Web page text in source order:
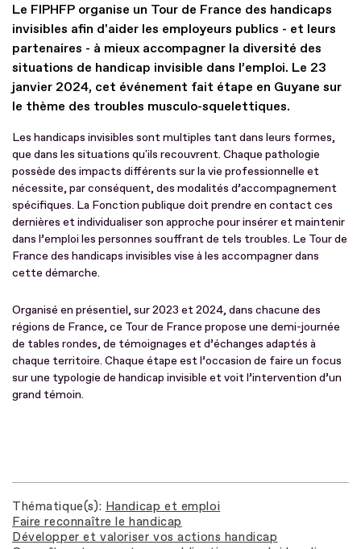
Le FIPHFP organise un Tour de France des handicaps
invisibles afin d'aider les employeurs publics - et leurs
partenaires - à mieux accompagner la diversité des
situations de handicap invisible dans l’emploi. Le 23
janvier 2024, cet événement fait étape en Guyane sur
le thème des troubles musculo-squelettiques.
Les handicaps invisibles sont multiples tant dans leurs formes,
que dans les situations qu'ils recouvrent. Chaque pathologie
possède des impacts différents sur la vie professionnelle et
nécessite, par conséquent, des modalités d’accompagnement
spécifiques. La Fonction publique doit prendre en contact ces
dernières et individualiser son approche pour insérer et maintenir
dans l’emploi les personnes souffrant de tels troubles. Le Tour de
France des handicaps invisibles vise à les accompagner dans
cette démarche.
Organisé en présentiel, sur 2023 et 2024, dans chacune des
régions de France, ce Tour de France propose une demi-journée
de tables rondes, de témoignages et d’échanges adaptés à
chaque territoire. Chaque étape est l’occasion de faire un focus
sur une typologie de handicap invisible et voit l’intervention d’un
grand témoin.
Thématique(s) Handicap et emploi
Faire reconnaître le handicap
Développer et valoriser vos actions handicap